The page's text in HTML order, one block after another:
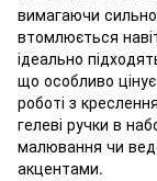
вимагаючи
втомлюється
ідеально
що особливо
роботі з
гелеві ручки в
малювання чи
акцентами.